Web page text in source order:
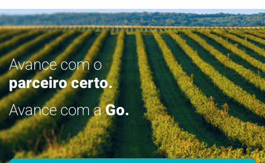
Avance com o
parceiro certo.
Avance com aGo.